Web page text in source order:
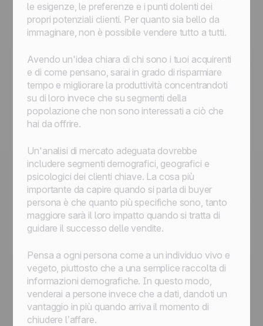
le esigenze, le preferenze e i punti dolenti dei
propri potenziali clienti. Per quanto sia bello da
immaginare, non è possibile vendere tutto a tutti.
Avendo un'idea chiara di chi sono i tuoi acquirenti
e di come pensano, sarai in grado di risparmiare
tempo e migliorare la produttività concentrandoti
su di loro invece che su segmenti della
popolazione che non sono interessati a ciò che
hai da offrire.
Un'analisi di mercato adeguata dovrebbe
includere segmenti demografici, geografici e
psicologici dei clienti chiave. La cosa più
importante da capire quando si parla di buyer
persona è che quanto più specifiche sono, tanto
maggiore sarà il loro impatto quando si tratta di
guidare il successo delle vendite.
Pensa a ogni persona come a un individuo vivo e
vegeto, piuttosto che a una semplice raccolta di
informazioni demografiche. In questo modo,
venderai a persone invece che a dati, dandoti un
vantaggio in più quando arriva il momento di
chiudere l’affare.